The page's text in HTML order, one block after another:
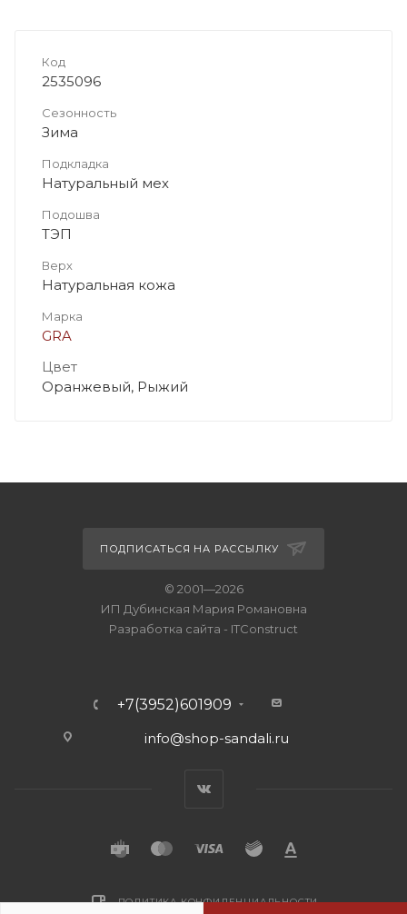
Код
2535096
Сезонность
Зима
Подкладка
Натуральный мех
Подошва
ТЭП
Верх
Натуральная кожа
Марка
GRA
Цвет
Оранжевый, Рыжий
ПОДПИСАТЬСЯ НА РАССЫЛКУ
© 2001—2026
ИП Дубинская Мария Романовна
Разработка сайта - ITConstruct
+7(3952)601909
info@shop-sandali.ru
ПОЛИТИКА КОНФИДЕНЦИАЛЬНОСТИ